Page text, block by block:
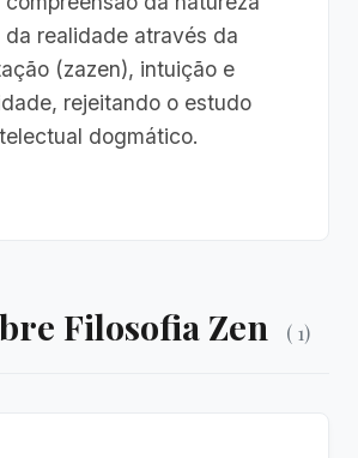
da realidade através da
(zazen), intuição e
rejeitando o estudo
dogmático.
Filosofia Zen ( 1)